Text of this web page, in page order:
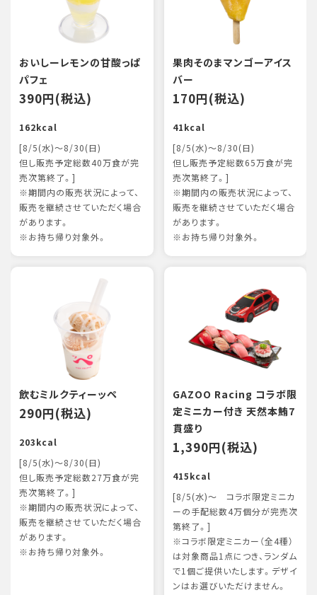
おいしーレモンの甘酸っぱ
パフェ
390円(税込)
162kcal
[8/5(水)～8/30(日)
但し販売予定総数40万食が完
売次第終了。]
※期間内の販売状況によって、
販売を継続させていただく場合
があります。
※お持ち帰り対象外。
果肉そのまマンゴーアイス
バー
170円(税込)
41kcal
[8/5(水)～8/30(日)
但し販売予定総数65万食が完
売次第終了。]
※期間内の販売状況によって、
販売を継続させていただく場合
があります。
※お持ち帰り対象外。
飲むミルクティーッペ
290円(税込)
203kcal
[8/5(水)～8/30(日)
但し販売予定総数27万食が完
売次第終了。]
※期間内の販売状況によって、
販売を継続させていただく場合
があります。
※お持ち帰り対象外。
GAZOO Racing コラボ限
定ミニカー付き 天然本鮪7
貫盛り
1,390円(税込)
415kcal
[8/5(水)～ コラボ限定ミニカ
ーの手配総数4万個分が完売次
第終了。]
※コラボ限定ミニカー（全4種）
は対象商品1点につき、ランダム
で1個ご提供いたします。デザイ
ンはお選びいただけません。